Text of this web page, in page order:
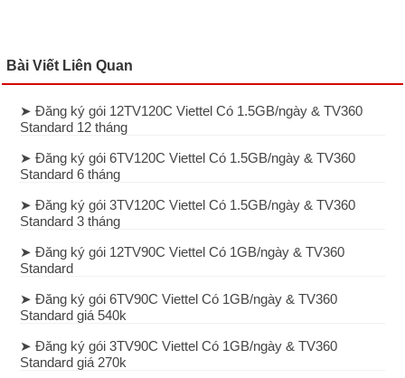
Bài Viết Liên Quan
➤ Đăng ký gói 12TV120C Viettel Có 1.5GB/ngày & TV360
Standard 12 tháng
➤ Đăng ký gói 6TV120C Viettel Có 1.5GB/ngày & TV360
Standard 6 tháng
➤ Đăng ký gói 3TV120C Viettel Có 1.5GB/ngày & TV360
Standard 3 tháng
➤ Đăng ký gói 12TV90C Viettel Có 1GB/ngày & TV360
Standard
➤ Đăng ký gói 6TV90C Viettel Có 1GB/ngày & TV360
Standard giá 540k
➤ Đăng ký gói 3TV90C Viettel Có 1GB/ngày & TV360
Standard giá 270k